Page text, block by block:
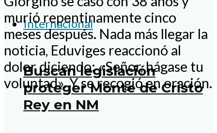
Internacional
Buscan legislación
proteger Monte de Cristo
Rey en NM
murió repentinamente cinco
meses después. Nada más llegar la
noticia, Eduviges reaccionó al
dolor diciendo: «Señor, hágase tu
voluntad». Y se recogió en oración.